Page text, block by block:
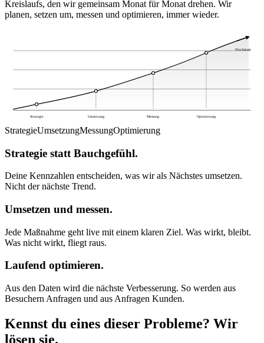
Kreislaufs, den wir gemeinsam Monat für Monat drehen. Wir
planen, setzen um, messen und optimieren, immer wieder.
Strategie Umsetzung Messung Optimierung
Wachstum
StrategieUmsetzungMessungOptimierung
Strategie statt Bauchgefühl.
Deine Kennzahlen entscheiden, was wir als Nächstes umsetzen.
Nicht der nächste Trend.
Umsetzen und messen.
Jede Maßnahme geht live mit einem klaren Ziel. Was wirkt, bleibt.
Was nicht wirkt, fliegt raus.
Laufend optimieren.
Aus den Daten wird die nächste Verbesserung. So werden aus
Besuchern Anfragen und aus Anfragen Kunden.
Kennst du eines dieser Probleme? Wir
lösen sie.